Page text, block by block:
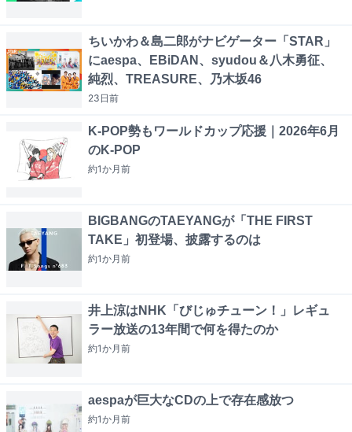
ちいかわ＆島二郎がナビゲーター「STAR」
にaespa、EBiDAN、syudou＆八木勇征、
純烈、TREASURE、乃木坂46
23日前
K-POP勢もワールドカップ応援｜2026年6月
のK-POP
約1か月前
BIGBANGのTAEYANGが「THE FIRST
TAKE」初登場、披露するのは
約1か月前
井上涼はNHK「びじゅチューン！」レギュ
ラー放送の13年間で何を得たのか
約1か月前
aespaが巨大なCDの上で存在感放つ
約1か月前